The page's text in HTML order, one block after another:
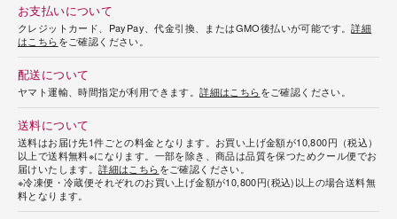
お支払いについて
クレジットカード、PayPay、代金引換、またはGMO後払いが可能です。詳細
はこちらをご確認ください。
配送について
ヤマト運輸、時間指定が利用できます。詳細はこちらをご確認ください。
送料について
送料はお届け先1件ごとの料金となります。お買い上げ金額が10,800円（税込）
以上で送料無料※になります。一部を除き、商品は品質を保つためクール便でお
届けいたします。詳細はこちらをご確認ください。
※冷凍便・冷蔵便それぞれのお買い上げ金額が10,800円(税込)以上の場合送料無
料となります。
岳や末広がりを意味す
海外 Overseas shops
Malaysia
Hong Kong
Vietnam